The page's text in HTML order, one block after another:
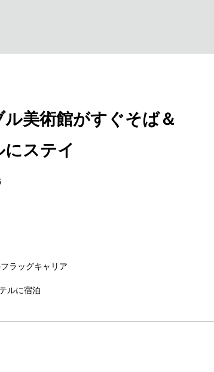
美術館がすぐそば＆
ステイ
ラッグキャリア
ルに宿泊